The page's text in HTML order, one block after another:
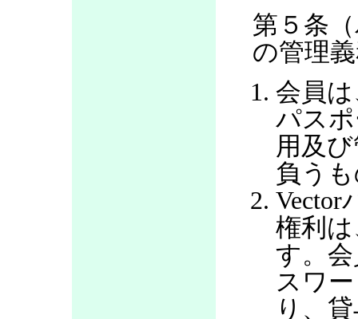
第５条
の管理
会員
パス
用及
負う
Vector
権利
す。
スワ
り、